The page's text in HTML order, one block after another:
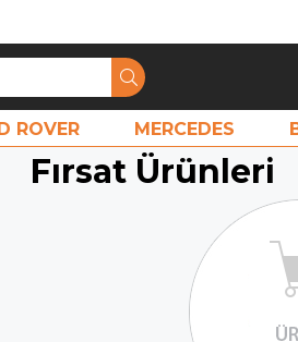
ROVER MERCEDES
Fırsat Ürünleri